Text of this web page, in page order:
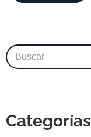
Categorías